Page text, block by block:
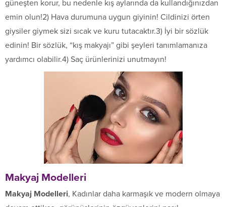
güneşten korur, bu nedenle kış aylarında da kullandığınızdan
emin olun!2) Hava durumuna uygun giyinin! Cildinizi örten
giysiler giymek sizi sıcak ve kuru tutacaktır.3) İyi bir sözlük
edinin! Bir sözlük, “kış makyajı” gibi şeyleri tanımlamanıza
yardımcı olabilir.4) Saç ürünlerinizi unutmayın!
Makyaj Modelleri
Makyaj Modelleri, Kadınlar daha karmaşık ve modern olmaya